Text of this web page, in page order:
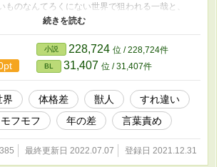
ものなんてろくにない世界で狙われる一哉と、
のに一哉の護衛をする黒豹獣人のロク。 二人は
一哉（愛称チヤ、大学生１９才）甘党だけど肉
しをしていたので簡単な料理は出来る。自分で作
プだけ。 女性に「ツルツルなのはちょっと引
ぱりモサモサしてないと」と言われてこちらの女
ベルモント・ロクサーン侯爵（通称ロク）黒
のが嫌い。なので一哉の護衛に抜擢される。真っ
プルシアン・ブルーの瞳。 顔は黒豹そのもの
）こちらはムーンライトノベルズ様にも投稿し
Ｒが含まれる話はタイトルに記載されていま
小説 228,724 位 / 228,724件
BL 31,407 位 / 31,407件
界 体格差 獣人
すれ違い
モフモフ 年の差 言葉責め
最終更新日 2022.07.07 登録日 2021.12.31